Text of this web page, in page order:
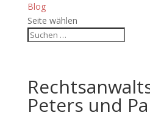
Blog
Seite wählen
Peters und